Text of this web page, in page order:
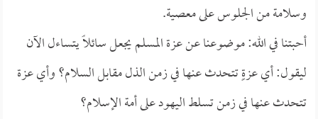
وسلامة من الجلوس على معصية.
أحبتنا في الله: موضوعنا عن عزة المسلم يجعل سائلاً يتساءل الآن
ليقول: أي عزةٍ تتحدث عنها في زمن الذل مقابل السلام؟ وأي عزة
تتحدث عنها في زمن تسلط اليهود على أمة الإسلام؟